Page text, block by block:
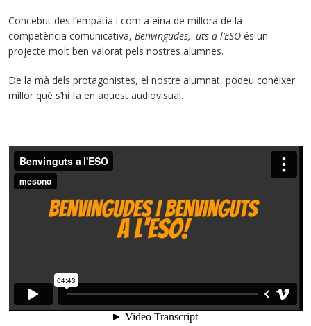
Concebut des l’empatia i com a eina de millora de la
competència comunicativa, Benvingudes, -uts a l’ESO és un
projecte molt ben valorat pels nostres alumnes.
De la mà dels protagonistes, el nostre alumnat, podeu conèixer
millor què s’hi fa en aquest audiovisual.